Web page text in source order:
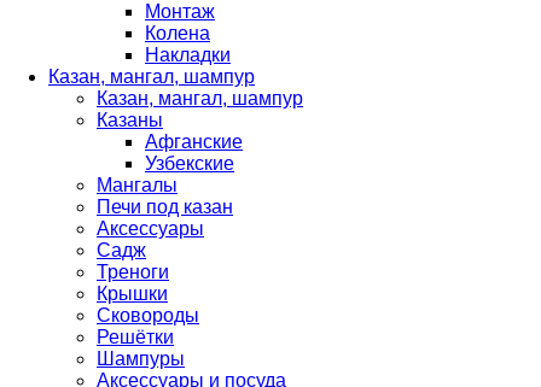
Монтаж
Колена
Накладки
Казан, мангал, шампур
Казан, мангал, шампур
Казаны
Афганские
Узбекские
Мангалы
Печи под казан
Аксессуары
Садж
Треноги
Крышки
Сковороды
Решётки
Шампуры
Аксессуары и посуда